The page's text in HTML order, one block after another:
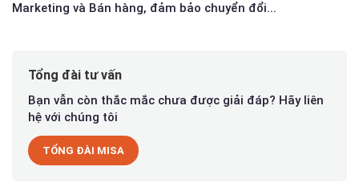
Marketing và Bán hàng, đảm bảo chuyển đổi...
Tổng đài tư vấn
Bạn vẫn còn thắc mắc chưa được giải đáp? Hãy liên
hệ với chúng tôi
TỔNG ĐÀI MISA